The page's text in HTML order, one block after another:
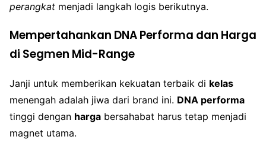
perangkat menjadi langkah logis berikutnya.
Mempertahankan DNA Performa dan Harga
di Segmen Mid-Range
Janji untuk memberikan kekuatan terbaik di kelas
menengah adalah jiwa dari brand ini. DNA performa
tinggi dengan harga bersahabat harus tetap menjadi
magnet utama.